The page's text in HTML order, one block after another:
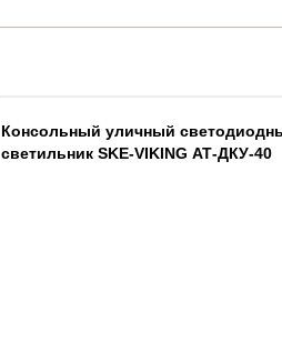
Консольный уличный
светильник SKE-VIKING АТ-ДКУ-40